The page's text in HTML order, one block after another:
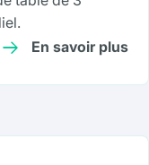
En savoir plus